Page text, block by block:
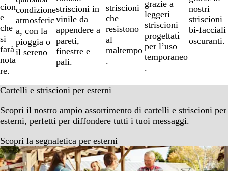
cion
e
che
si
farà
nota
re.
condizione
atmosferic
a, con la
pioggia o
il sereno
striscioni in
vinile da
appendere a
pareti,
finestre e
pali.
striscioni
che
resistono
al
maltempo
.
grazie a
leggeri
striscioni
progettati
per l’uso
temporaneo
.
nostri
striscioni
bi-facciali
oscuranti.
Cartelli e striscioni per esterni
Scopri il nostro ampio assortimento di cartelli e striscioni per
esterni, perfetti per diffondere tutti i tuoi messaggi.
Scopri la segnaletica per esterni